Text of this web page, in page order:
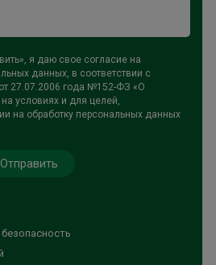
я даю свое согласие на
данных, в соответствии с
27.07.2006 года №152-ФЗ «О
условиях и для целей,
на обработку персональных данных